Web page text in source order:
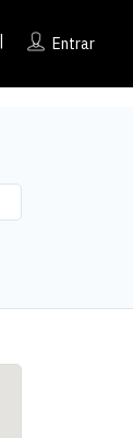
Entrar